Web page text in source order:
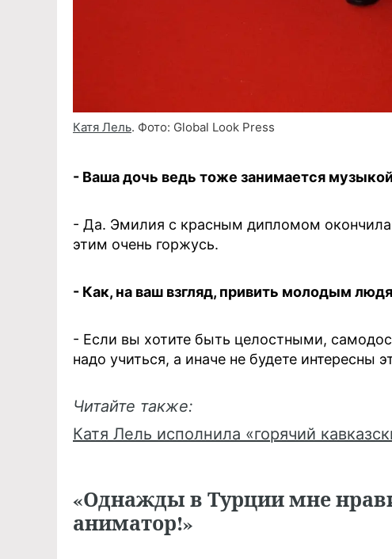
Катя Лель. Фото: Global Look Press
- Ваша дочь ведь тоже занимается
- Да. Эмилия с красным дипломом
этим очень горжусь.
- Как, на ваш взгляд, привить молодым
- Если вы хотите быть целостными,
надо учиться, а иначе не будете
Читайте также:
Катя Лель исполнила «горячий
«Однажды в Турции мне
аниматор!»